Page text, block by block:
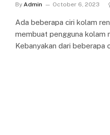
By Admin October 6, 2023
Ada beberapa ciri kolam
membuat pengguna kolam
Kebanyakan dari beberapa